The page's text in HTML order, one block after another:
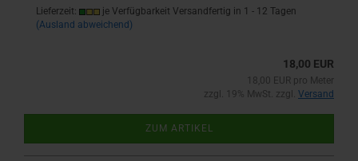
Lieferzeit:
je Verfügbarkeit Versandfertig in 1 - 12 Tagen
(Ausland abweichend)
18,00 EUR
18,00 EUR pro Meter
zzgl. 19% MwSt. zzgl. Versand
ZUM ARTIKEL